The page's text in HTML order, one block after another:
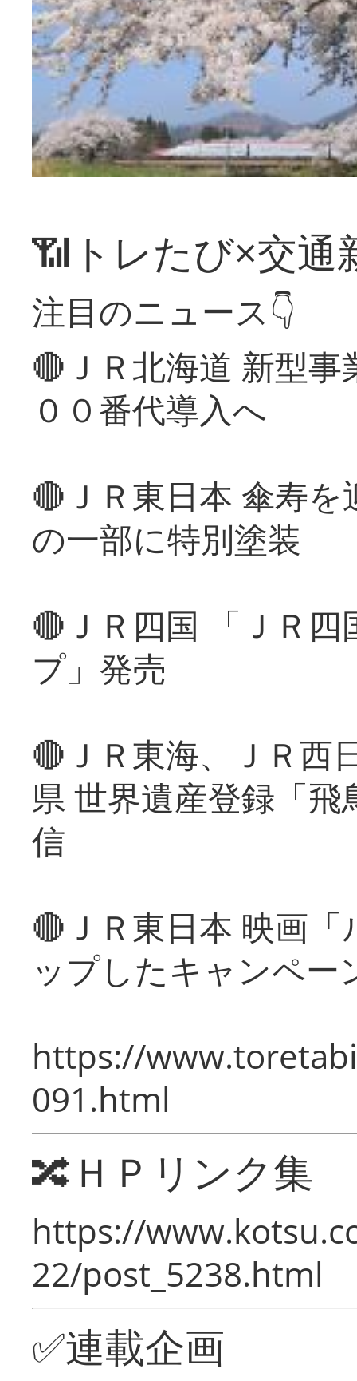
📶トレたび×交通
注目のニュース👇
🔴ＪＲ北海道 新型
００番代導入へ
🔴ＪＲ東日本 傘寿
の一部に特別塗装
🔴ＪＲ四国 「ＪＲ
プ」発売
🔴ＪＲ東海、ＪＲ西
県 世界遺産登録「
信
🔴ＪＲ東日本 映画
ップしたキャンペー
https://
091.html
🔀ＨＰリンク集
https://
22/post_5238.html
✅連載企画